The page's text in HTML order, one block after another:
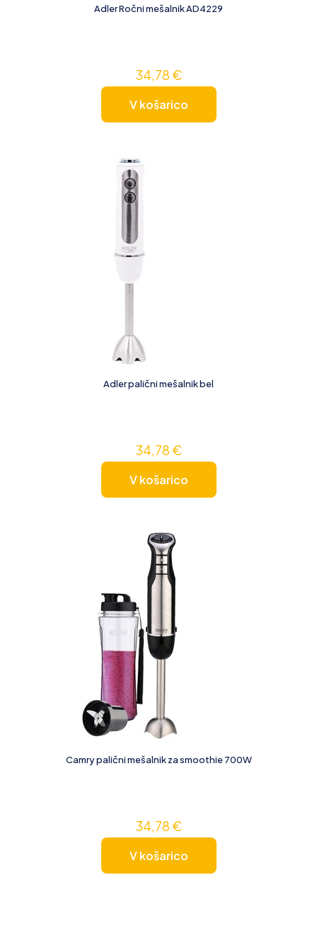
Adler Ročni mešalnik AD4229
34,78 €
V košarico
Adler palični mešalnik bel
34,78 €
V košarico
Camry palični mešalnik za smoothie 700W
34,78 €
V košarico